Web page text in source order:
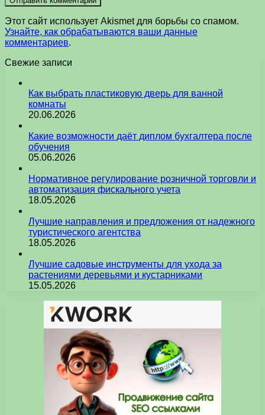
Этот сайт использует Akismet для борьбы со спамом.
Узнайте, как обрабатываются ваши данные
комментариев.
Свежие записи
Как выбрать пластиковую дверь для ванной
комнаты
20.06.2026
Какие возможности даёт диплом бухгалтера после
обучения
05.06.2026
Нормативное регулирование розничной торговли и
автоматизация фискального учета
18.05.2026
Лучшие направления и предложения от надежного
туристического агентства
18.05.2026
Лучшие садовые инструменты для ухода за
растениями деревьями и кустарниками
15.05.2026